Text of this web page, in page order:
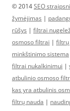
© 2014SEO
žymėjimas |
rūšys | filtrai
osmoso filtrai | filtrų
minkštinimo sistema
filtrai nukalkinimui |
atbulinio osmoso
kas yra atbulinis
filtrų nauda |